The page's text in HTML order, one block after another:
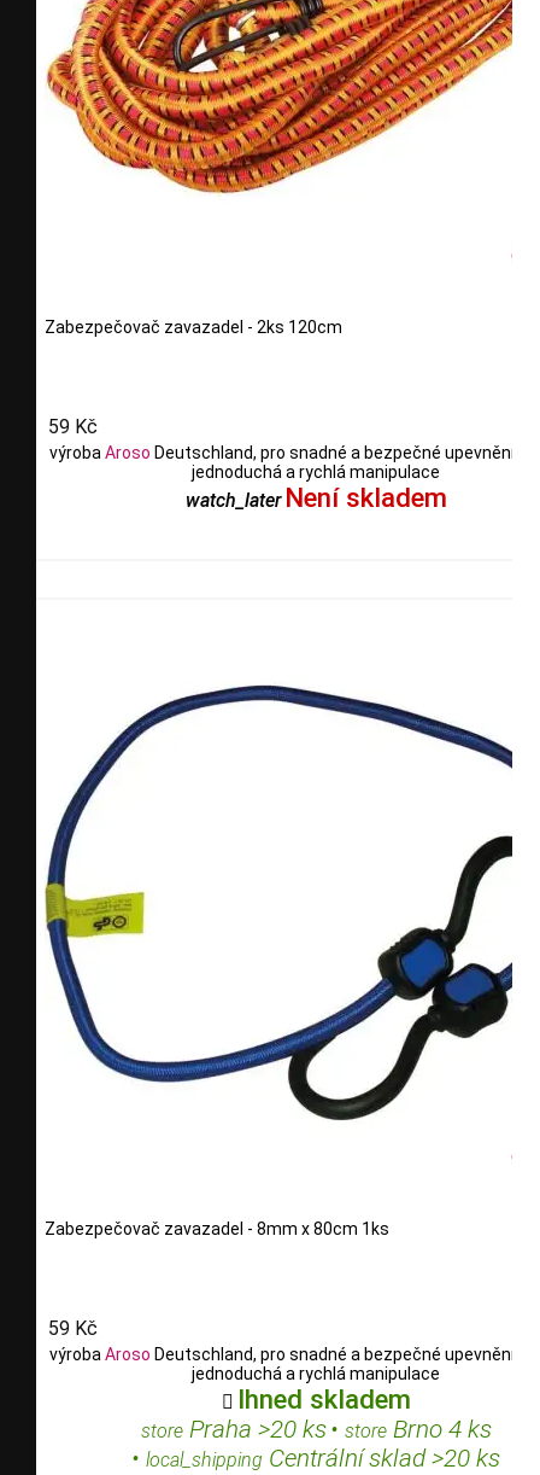
Zabezpečovač zavazadel - 2ks 120cm
59 Kč
výrobaAroso Deutschland, pro snadné a bezpečné upevnění
jednoduchá a rychlá manipulace
watch_later Není skladem
Zabezpečovač zavazadel - 8mm x 80cm 1ks
59 Kč
výroba Aroso Deutschland, pro snadné a bezpečné upevnění
jednoduchá a rychlá manipulace
 Ihned skladem
storePraha >20 ks• storeBrno 4 ks
• local_shipping Centrální sklad >20 ks